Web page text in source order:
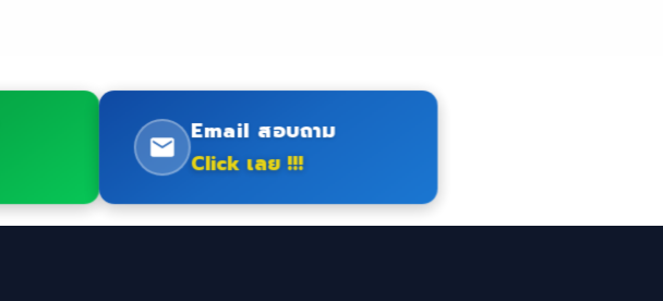
Email สอบถาม
Click เลย !!!